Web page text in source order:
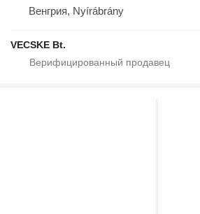
Венгрия, Nyírábrány
VECSKE Bt.